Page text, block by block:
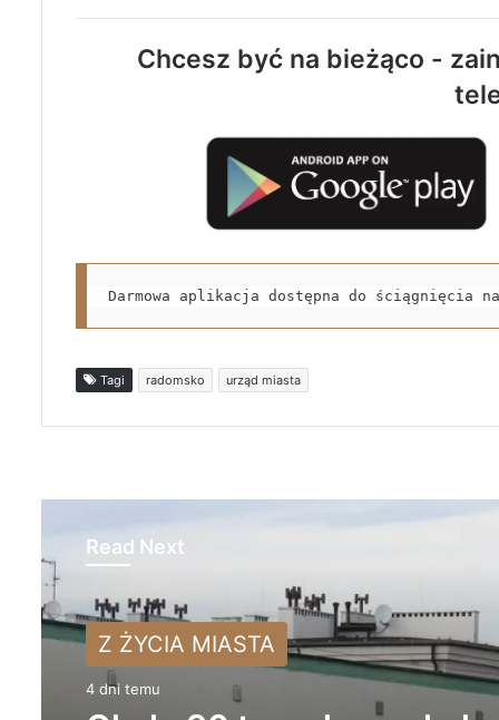
Chcesz być na bieżąco -
Darmowa aplikacja dostępna do ściągnięcia
Tagi radomsko urząd miasta
Read Next
Z ŻYCIA MIASTA
Z ŻYCIA MIASTA
4 dni temu